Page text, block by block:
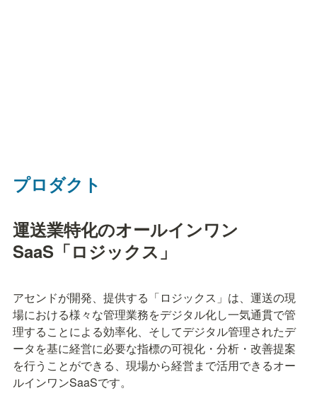
プロダクト
運送業特化のオールインワン
SaaS「ロジックス」
アセンドが開発、提供する「ロジックス」は、運送の現
場における様々な管理業務をデジタル化し一気通貫で管
理することによる効率化、そしてデジタル管理されたデ
ータを基に経営に必要な指標の可視化・分析・改善提案
を行うことができる、現場から経営まで活用できるオー
ルインワンSaaSです。